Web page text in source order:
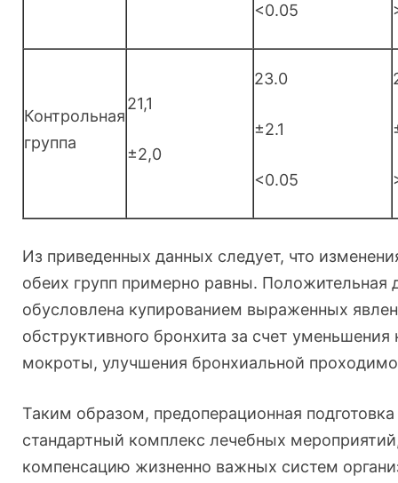
<0.05
Контрольная
группа
21,1
±2,0
23.0
±2.1
<0.05
Из приведенных данных следует, что
обеих групп примерно равны. Положительная
обусловлена купированием выраженных
обструктивного бронхита за счет уменьшения
мокроты, улучшения бронхиальной
Таким образом, предоперационная
стандартный комплекс лечебных
компенсацию жизненно важных систем